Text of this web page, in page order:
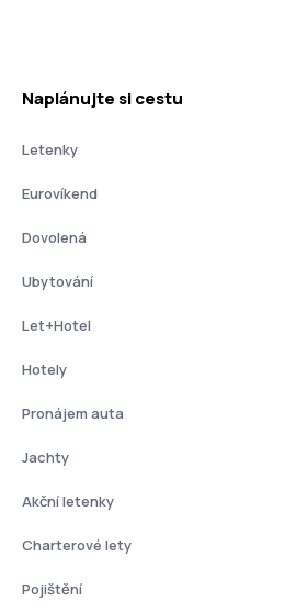
Naplánujte si cestu
Letenky
Eurovíkend
Dovolená
Ubytování
Let+Hotel
Hotely
Pronájem auta
Jachty
Akční letenky
Charterové lety
Pojištění